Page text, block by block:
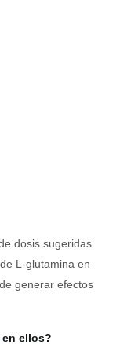
dosis sugeridas
L-glutamina en
generar efectos
ellos?